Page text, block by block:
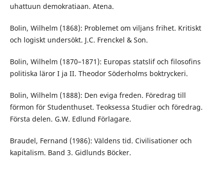
uhattuun demokratiaan. Atena.
Bolin, Wilhelm (1868): Problemet om viljans frihet. Kritiskt
och logiskt undersökt. J.C. Frenckel & Son.
Bolin, Wilhelm (1870–1871): Europas statslif och filosofins
politiska läror I ja II. Theodor Söderholms boktryckeri.
Bolin, Wilhelm (1888): Den eviga freden. Föredrag till
förmon för Studenthuset. Teoksessa Studier och föredrag.
Första delen. G.W. Edlund Förlagare.
Braudel, Fernand (1986): Väldens tid. Civilisationer och
kapitalism. Band 3. Gidlunds Böcker.